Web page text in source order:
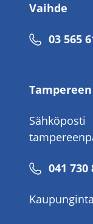
Vaihde
03 565
Sähköposti
041 730